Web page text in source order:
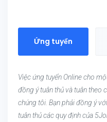
Ứng tuyển
Việc ứng tuyển Online cho
đồng ý tuân thủ và tuân theo
chúng tôi. Bạn phải đồng ý
tuân thủ các quy định của